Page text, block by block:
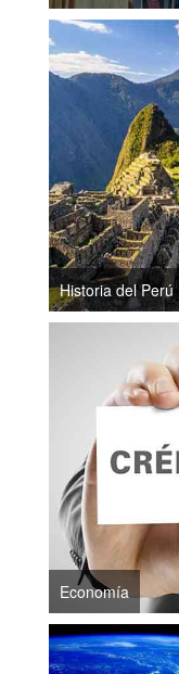
Historia del Perú
Economía